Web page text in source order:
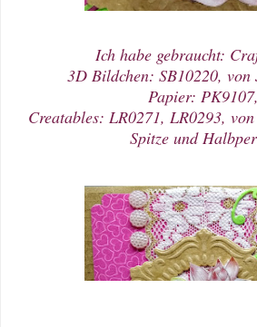
Ich habe gebraucht:
3D Bildchen: SB10220, von
Papier: PK9107,
Creatables: LR0271, LR0293,
Spitze und